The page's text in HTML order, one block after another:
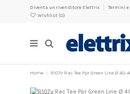
Diventa un rivenditore Elettrix
Termini
Wishlist (0)
Home R107v Rac Tee Ppr Green Line Ø 40-